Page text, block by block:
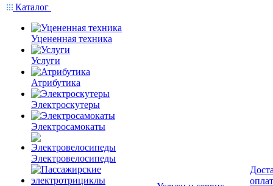
Каталог
Уцененная техника
Услуги
Атрибутика
Электроскутеры
Электросамокаты
Электровелосипеды